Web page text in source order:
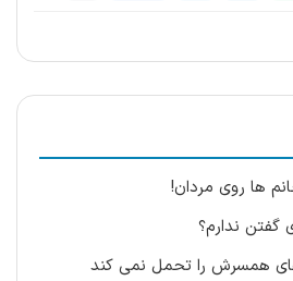
ها روی مردان!
گفتن ندارم؟
همسرش را تحمل نمی کند